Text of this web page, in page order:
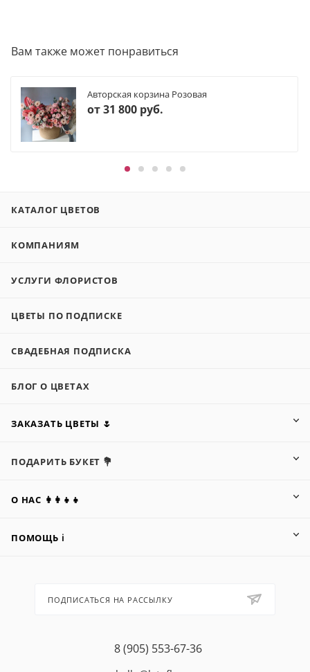
Вам также может понравиться
Авторская корзина Розовая
от31 800 руб.
КАТАЛОГ ЦВЕТОВ
КОМПАНИЯМ
УСЛУГИ ФЛОРИСТОВ
ЦВЕТЫ ПО ПОДПИСКЕ
СВАДЕБНАЯ ПОДПИСКА
БЛОГ О ЦВЕТАХ
ЗАКАЗАТЬ ЦВЕТЫ 🌷
ПОДАРИТЬ БУКЕТ 💐
О НАС 👩‍👩‍👧‍👧
ПОМОЩЬ ℹ️
ПОДПИСАТЬСЯ НА РАССЫЛКУ
8 (905) 553-67-36